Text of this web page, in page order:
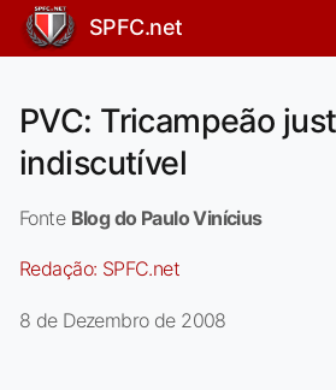
SPFC.net
PVC: Tricampeão
indiscutível
Fonte Blog do Paulo Vinícius
Redação: SPFC.net
8 de Dezembro de 2008